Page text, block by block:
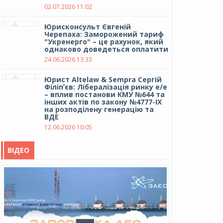
02.07.2026 11:02
Юрисконсульт Євгеній
Черепаха: Заморожений тариф
"Укренерго" – це рахунок, який
однаково доведеться оплатити
24.06.2026 13:33
Юрист Altelaw & Sempra Сергій
Філіпʼєв: Лібералізація ринку е/е
– вплив постанови КМУ №644 та
інших актів по закону №4777-IX
на розподілену генерацію та
ВДЕ
12.06.2026 10:05
ВІДЕО